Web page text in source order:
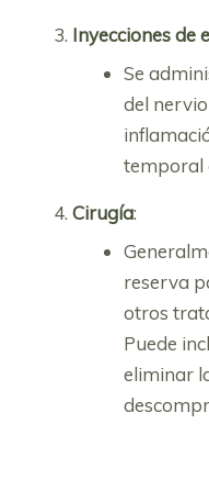
Inyecciones de
Se
del
temporal
Cirugía:
reserva
otros
Puede
eliminar